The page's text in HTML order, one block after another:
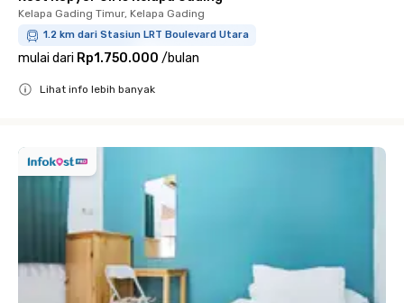
Kelapa Gading Timur, Kelapa Gading
1.2 km dari Stasiun LRT Boulevard Utara
mulai dari Rp1.750.000 /bulan
Lihat info lebih banyak